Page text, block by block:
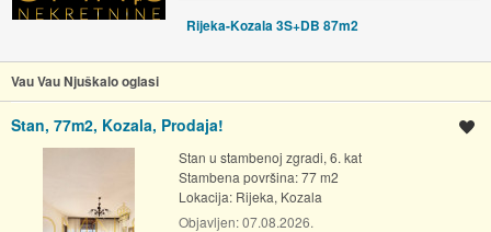
Rijeka-Kozala 3S+DB 87m2
Vau Vau Njuškalo oglasi
Stan, 77m2, Kozala, Prodaja!
Stan u stambenoj zgradi, 6. kat
Stambena površina: 77 m2
Lokacija: Rijeka, Kozala
Objavljen:07.08.2026.